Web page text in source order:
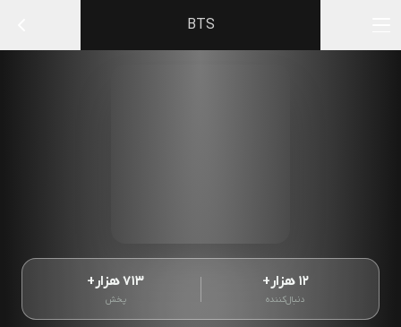
BTS
۱۲ هزار+
دنبال‌کننده
۷۱۳ هزار+
پخش